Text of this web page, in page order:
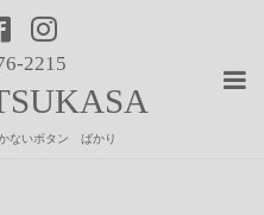
2215
ないボタン ばかり